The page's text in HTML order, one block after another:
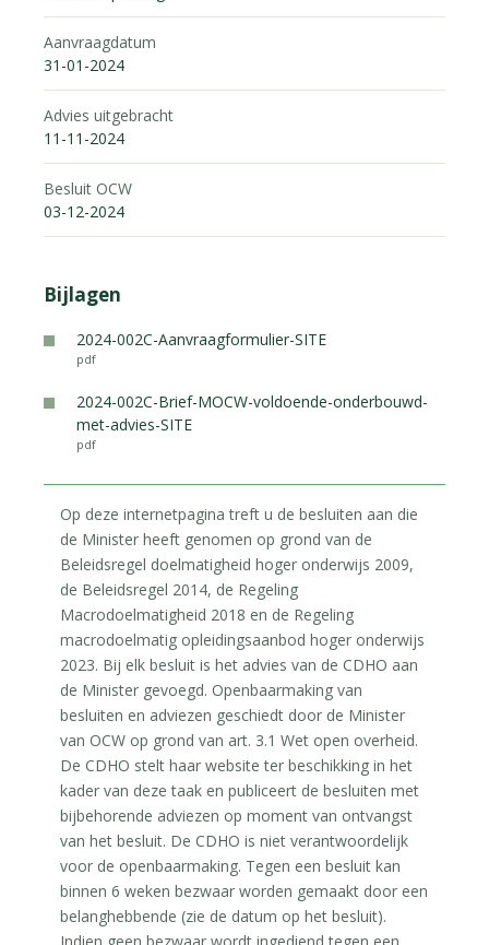
Aanvraagdatum
31-01-2024
Advies uitgebracht
11-11-2024
Besluit OCW
03-12-2024
Bijlagen
2024-002C-Aanvraagformulier-SITE
pdf
2024-002C-Brief-MOCW-voldoende-onderbouwd-
met-advies-SITE
pdf
Op deze internetpagina treft u de besluiten aan die
de Minister heeft genomen op grond van de
Beleidsregel doelmatigheid hoger onderwijs 2009,
de Beleidsregel 2014, de Regeling
Macrodoelmatigheid 2018 en de Regeling
macrodoelmatig opleidingsaanbod hoger onderwijs
2023. Bij elk besluit is het advies van de CDHO aan
de Minister gevoegd. Openbaarmaking van
besluiten en adviezen geschiedt door de Minister
van OCW op grond van art. 3.1 Wet open overheid.
De CDHO stelt haar website ter beschikking in het
kader van deze taak en publiceert de besluiten met
bijbehorende adviezen op moment van ontvangst
van het besluit. De CDHO is niet verantwoordelijk
voor de openbaarmaking. Tegen een besluit kan
binnen 6 weken bezwaar worden gemaakt door een
belanghebbende (zie de datum op het besluit).